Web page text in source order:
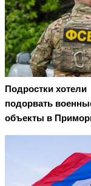
Подростки хотели
подорвать
объекты в